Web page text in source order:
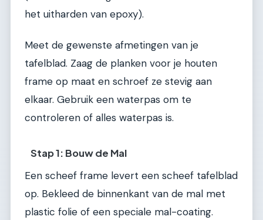
het uitharden van epoxy).
Meet de gewenste afmetingen van je
tafelblad. Zaag de planken voor je houten
frame op maat en schroef ze stevig aan
elkaar. Gebruik een waterpas om te
controleren of alles waterpas is.
Stap 1: Bouw de Mal
Een scheef frame levert een scheef tafelblad
op. Bekleed de binnenkant van de mal met
plastic folie of een speciale mal-coating.